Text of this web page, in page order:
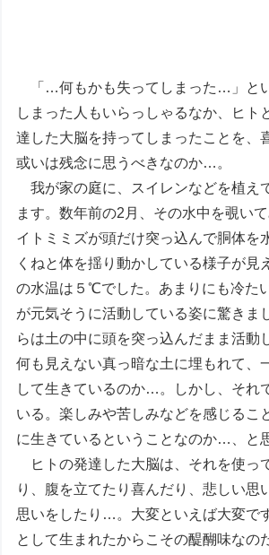
「…何もかも失ってしまった…」と
しまった人もいらっしゃるなか、ヒト
達した大脳を持ってしまったことを、
或いは残念に思うべきなのか…。
我が家の庭に、スイレンなどを植え
ます。数年前の2月、その水中を覗い
イトミミズが頭だけ突っ込んで胴体を
くねと体を揺り動かしている様子が見
の水温は５℃でした。あまりにも冷た
が元気そうに活動している姿に驚きま
らは土の中に頭を突っ込んだまま活動
何も見えない真っ暗な土に埋もれて、
して生きているのか…。しかし、それ
いる。楽しみや苦しみなどを感じるこ
に生きているということなのか…、と
ヒトの発達した大脳は、それを使っ
り、腹を立てたり喜んだり、悲しい思
思いをしたり…。大変といえば大変で
として生まれたからこその醍醐味なの